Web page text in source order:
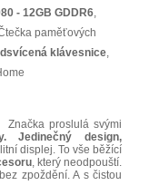
- 12GB GDDR6,
paměťových
klávesnice,
Značka proslulá svými
Jedinečný design,
displej. To vše běžící
, který neodpouští.
zpoždění. A s čistou